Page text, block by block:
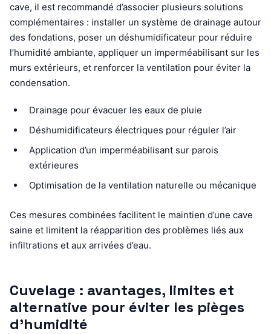
cave, il est recommandé d’associer plusieurs solutions
complémentaires : installer un système de drainage autour
des fondations, poser un déshumidificateur pour réduire
l’humidité ambiante, appliquer un imperméabilisant sur les
murs extérieurs, et renforcer la ventilation pour éviter la
condensation.
Drainage pour évacuer les eaux de pluie
Déshumidificateurs électriques pour réguler l’air
Application d’un imperméabilisant sur parois
extérieures
Optimisation de la ventilation naturelle ou mécanique
Ces mesures combinées facilitent le maintien d’une cave
saine et limitent la réapparition des problèmes liés aux
infiltrations et aux arrivées d’eau.
Cuvelage : avantages, limites et
alternative pour éviter les pièges
d’humidité